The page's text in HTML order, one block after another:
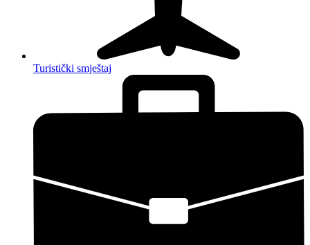
Turistički smještaj